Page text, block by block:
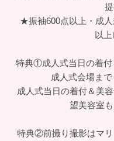
★振袖600点以上・成
以
特典①成人式当日の着付
成人式会場ま
成人式当日の着付＆美
望美容室
特典②前撮り撮影はマ